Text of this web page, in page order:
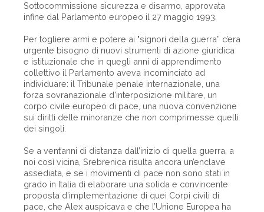
Sottocommissione sicurezza e disarmo, approvata
infine dal Parlamento europeo il 27 maggio 1993.
Per togliere armi e potere ai "signori della guerra” c’era
urgente bisogno di nuovi strumenti di azione giuridica
e istituzionale che in quegli anni di apprendimento
collettivo il Parlamento aveva incominciato ad
individuare: il Tribunale penale internazionale, una
forza sovranazionale d’interposizione militare, un
corpo civile europeo di pace, una nuova convenzione
sui diritti delle minoranze che non comprimesse quelli
dei singoli.
Se a vent’anni di distanza dall’inizio di quella guerra, a
noi così vicina, Srebrenica risulta ancora un’enclave
assediata, e se i movimenti di pace non sono stati in
grado in Italia di elaborare una solida e convincente
proposta d’implementazione di quei Corpi civili di
pace, che Alex auspicava e che l’Unione Europea ha